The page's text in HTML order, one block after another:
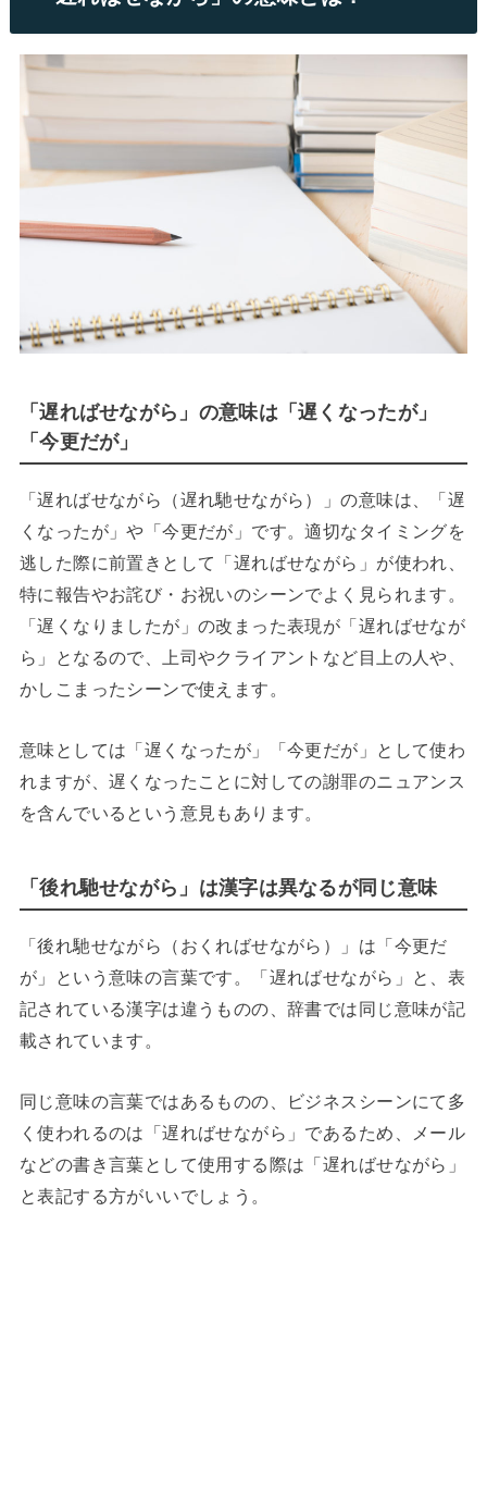
「遅ればせながら」の意味は「遅くなったが」
「今更だが」
「遅ればせながら（遅れ馳せながら）」の意味は、「遅
くなったが」や「今更だが」です。適切なタイミングを
逃した際に前置きとして「遅ればせながら」が使われ、
特に報告やお詫び・お祝いのシーンでよく見られます。
「遅くなりましたが」の改まった表現が「遅ればせなが
ら」となるので、上司やクライアントなど目上の人や、
かしこまったシーンで使えます。
意味としては「遅くなったが」「今更だが」として使わ
れますが、遅くなったことに対しての謝罪のニュアンス
を含んでいるという意見もあります。
「後れ馳せながら」は漢字は異なるが同じ意味
「後れ馳せながら（おくればせながら）」は「今更だ
が」という意味の言葉です。「遅ればせながら」と、表
記されている漢字は違うものの、辞書では同じ意味が記
載されています。
同じ意味の言葉ではあるものの、ビジネスシーンにて多
く使われるのは「遅ればせながら」であるため、メール
などの書き言葉として使用する際は「遅ればせながら」
と表記する方がいいでしょう。